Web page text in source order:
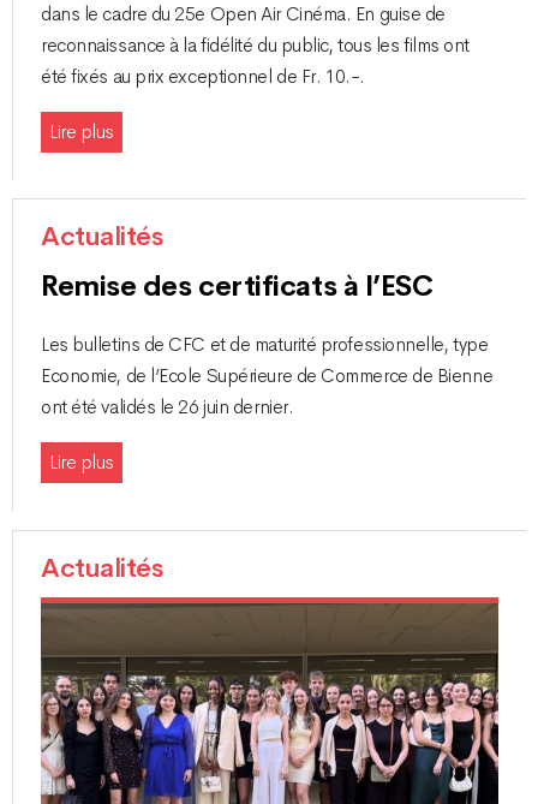
dans le cadre du 25e Open Air Cinéma. En guise de
reconnaissance à la fidélité du public, tous les films ont
été fixés au prix exceptionnel de Fr. 10.-.
Lire plus
Actualités
Remise des certificats à l’ESC
Les bulletins de CFC et de maturité professionnelle, type
Economie, de l’Ecole Supérieure de Commerce de Bienne
ont été validés le 26 juin dernier.
Lire plus
Actualités